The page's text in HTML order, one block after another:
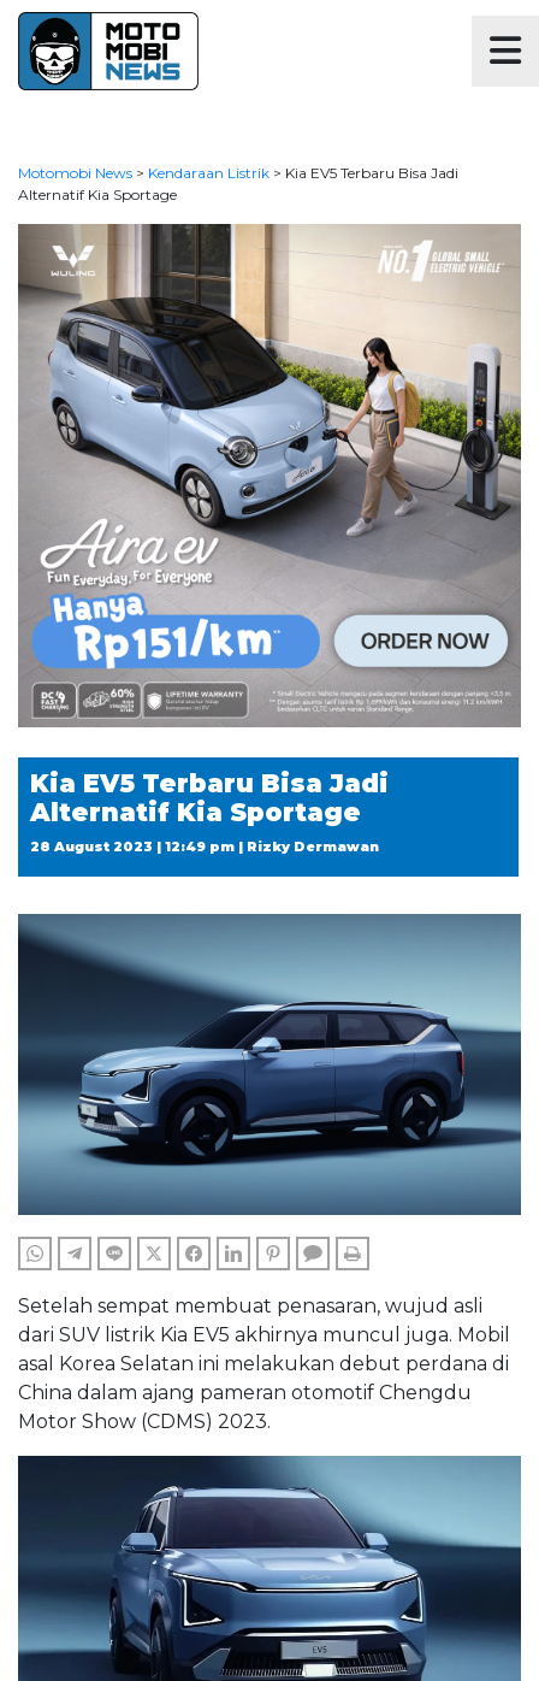
Motomobi News > Kendaraan Listrik > Kia EV5 Terbaru Bisa Jadi
Alternatif Kia Sportage
Kia EV5 Terbaru Bisa Jadi
Alternatif Kia Sportage
28 August 2023 | 12:49 pm | Rizky Dermawan
WHATSAPPTELEGRAM
LINE TWITTERFACEBOOKLINKEDINPINTERESTCOMMENTS
Setelah sempat membuat penasaran, wujud asli
dari SUV listrik Kia EV5 akhirnya muncul juga. Mobil
asal Korea Selatan ini melakukan debut perdana di
China dalam ajang pameran otomotif Chengdu
Motor Show (CDMS) 2023.